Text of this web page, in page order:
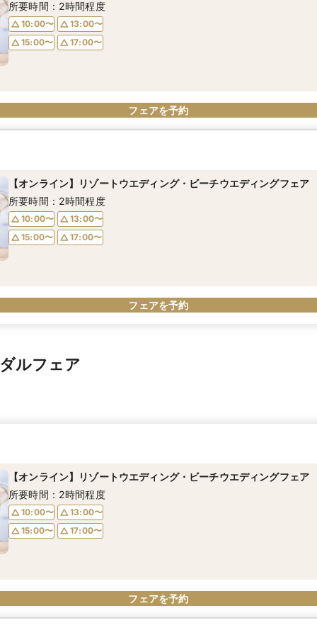
所要時間：2時間程度
10:00〜
13:00〜
15:00〜
17:00〜
フェアを予約
【オンライン】リゾートウエディング・ビーチウエディングフェア
所要時間：2時間程度
10:00〜
13:00〜
15:00〜
17:00〜
フェアを予約
ルフェア
【オンライン】リゾートウエディング・ビーチウエディングフェア
所要時間：2時間程度
10:00〜
13:00〜
15:00〜
17:00〜
フェアを予約